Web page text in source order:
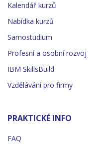
Kalendář kurzů
Nabídka kurzů
Samostudium
Profesní a osobní rozvoj
IBM SkillsBuild
Vzdělávání pro firmy
PRAKTICKÉ INFO
FAQ